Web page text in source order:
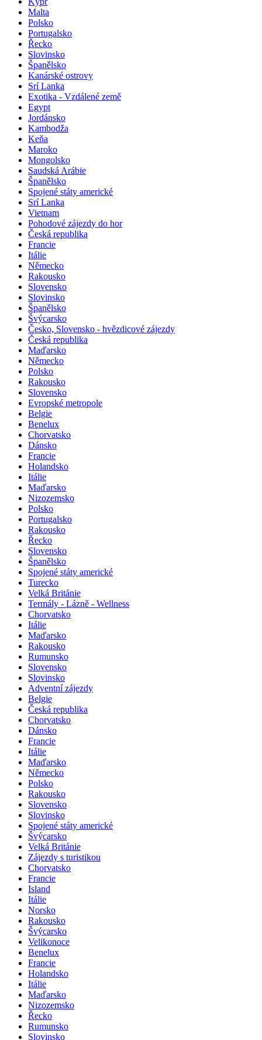
Malta
Polsko
Portugalsko
Řecko
Slovinsko
Španělsko
Kanárské ostrovy
Srí Lanka
Exotika - Vzdálené země
Egypt
Jordánsko
Kambodža
Keňa
Maroko
Mongolsko
Saudská Arábie
Španělsko
Spojené státy americké
Srí Lanka
Vietnam
Pohodové zájezdy do hor
Česká republika
Francie
Itálie
Německo
Rakousko
Slovensko
Slovinsko
Španělsko
Švýcarsko
Česko, Slovensko - hvězdicové zájezdy
Česká republika
Maďarsko
Německo
Polsko
Rakousko
Slovensko
Evropské metropole
Belgie
Benelux
Chorvatsko
Dánsko
Francie
Holandsko
Itálie
Maďarsko
Nizozemsko
Polsko
Portugalsko
Rakousko
Řecko
Slovensko
Španělsko
Spojené státy americké
Turecko
Velká Británie
Termály - Lázně - Wellness
Chorvatsko
Itálie
Maďarsko
Rakousko
Rumunsko
Slovensko
Slovinsko
Adventní zájezdy
Belgie
Česká republika
Chorvatsko
Dánsko
Francie
Itálie
Maďarsko
Německo
Polsko
Rakousko
Slovensko
Slovinsko
Spojené státy americké
Švýcarsko
Velká Británie
Zájezdy s turistikou
Chorvatsko
Francie
Island
Itálie
Norsko
Rakousko
Švýcarsko
Velikonoce
Benelux
Francie
Holandsko
Itálie
Maďarsko
Nizozemsko
Řecko
Rumunsko
Slovinsko